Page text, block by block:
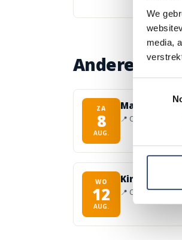
We
media,
Andere
ZA
8
AUG.
Matinee-
📍 Ouddorp
WO
12
AUG.
Kinderdagen
📍 Ouddorp🕐